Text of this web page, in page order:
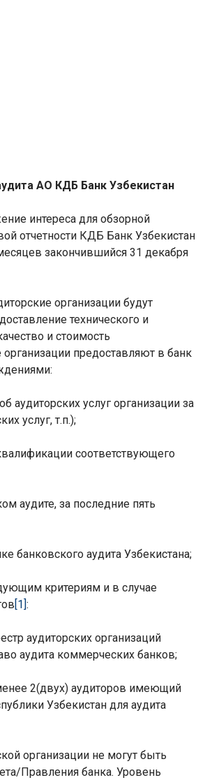
АО КДБ Банк Узбекистан
интереса для обзорной
отчетности КДБ Банк Узбекистан
закончившийся 31 декабря
организации будут
технического и
и стоимость
предоставляют в банк
аудиторских услуг организации за
услуг, т.п.);
соответствующего
аудите, за последние пять
банковского аудита Узбекистана;
критериям и в случае
[1]:
аудиторских организаций
аудита коммерческих банков;
2(двух) аудиторов имеющий
Узбекистан для аудита
организации не могут быть
Правления банка. Уровень